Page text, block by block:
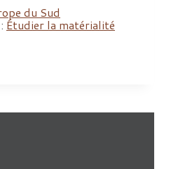
du Sud
Étudier la matérialité